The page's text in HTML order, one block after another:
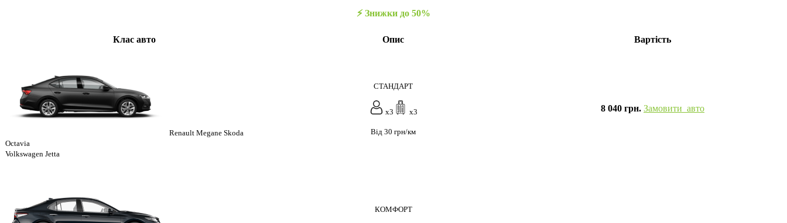
⚡️ Знижки до 50%
Клас авто Опис Вартість
Renault Megane Skoda
Octavia
Volkswagen Jetta
СТАНДАРТ
x3 x3
Від 30 грн/км
8 040 грн. Замовити авто
КОМФОРТ